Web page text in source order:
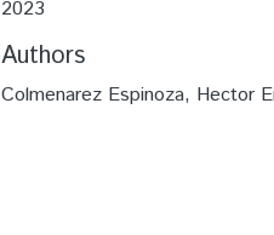
2023
Authors
Colmenarez Espinoza, Hector